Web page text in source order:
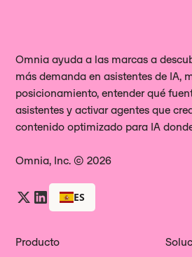
Omnia ayuda a las marcas a
más demanda en asistentes de IA,
posicionamiento, entender qué
asistentes y activar agentes que
contenido optimizado para IA
Omnia, Inc. © 2026
ES
Producto